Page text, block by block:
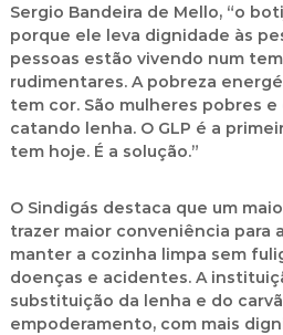
Sergio Bandeira de Mello, “o
porque ele leva dignidade às
pessoas estão vivendo num
rudimentares. A pobreza
tem cor. São mulheres pobres
catando lenha. O GLP é a
tem hoje. É a solução.”
O Sindigás destaca que um
trazer maior conveniência para
manter a cozinha limpa sem
doenças e acidentes. A
substituição da lenha e do
empoderamento, com mais